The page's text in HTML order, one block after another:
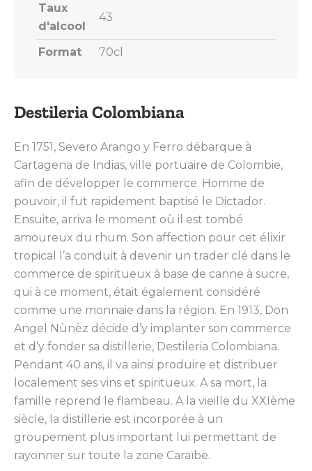
Destileria Colombiana
En 1751, Severo Arango y Ferro débarque à
Cartagena de Indias, ville portuaire de Colombie,
afin de développer le commerce. Homme de
pouvoir, il fut rapidement baptisé le Dictador.
Ensuite, arriva le moment où il est tombé
amoureux du rhum. Son affection pour cet élixir
tropical l’a conduit à devenir un trader clé dans le
commerce de spiritueux à base de canne à sucre,
qui à ce moment, était également considéré
comme une monnaie dans la région. En 1913, Don
Angel Nùnèz décide d’y implanter son commerce
et d’y fonder sa distillerie, Destileria Colombiana.
Pendant 40 ans, il va ainsi produire et distribuer
localement ses vins et spiritueux. A sa mort, la
famille reprend le flambeau. A la vieille du XXIème
siècle, la distillerie est incorporée à un
groupement plus important lui permettant de
rayonner sur toute la zone Caraïbe.
Taux
d'alcool
43
Format 70cl